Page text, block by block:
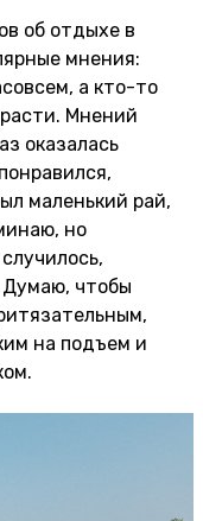
об отдыхе в
мнения:
а кто-то
Мнений
оказалась
маленький рай,
но
Думаю, чтобы
на подъем и